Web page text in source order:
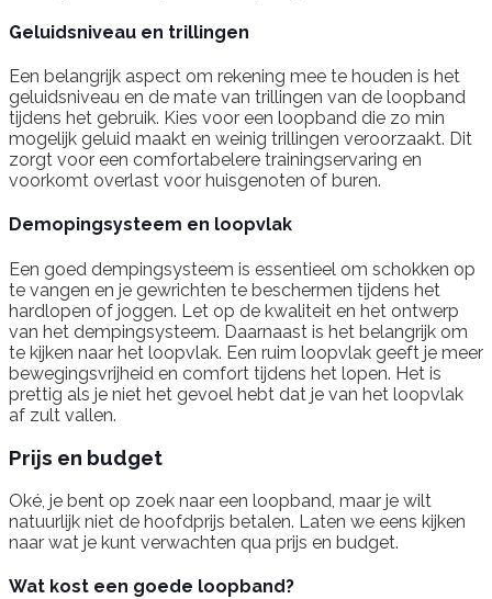
Geluidsniveau en trillingen
Een belangrijk aspect om rekening mee te houden is het
geluidsniveau en de mate van trillingen van de loopband
tijdens het gebruik. Kies voor een loopband die zo min
mogelijk geluid maakt en weinig trillingen veroorzaakt. Dit
zorgt voor een comfortabelere trainingservaring en
voorkomt overlast voor huisgenoten of buren.
Demopingsysteem en loopvlak
Een goed dempingsysteem is essentieel om schokken op
te vangen en je gewrichten te beschermen tijdens het
hardlopen of joggen. Let op de kwaliteit en het ontwerp
van het dempingsysteem. Daarnaast is het belangrijk om
te kijken naar het loopvlak. Een ruim loopvlak geeft je meer
bewegingsvrijheid en comfort tijdens het lopen. Het is
prettig als je niet het gevoel hebt dat je van het loopvlak
af zult vallen.
Prijs en budget
Oké, je bent op zoek naar een loopband, maar je wilt
natuurlijk niet de hoofdprijs betalen. Laten we eens kijken
naar wat je kunt verwachten qua prijs en budget.
Wat kost een goede loopband?